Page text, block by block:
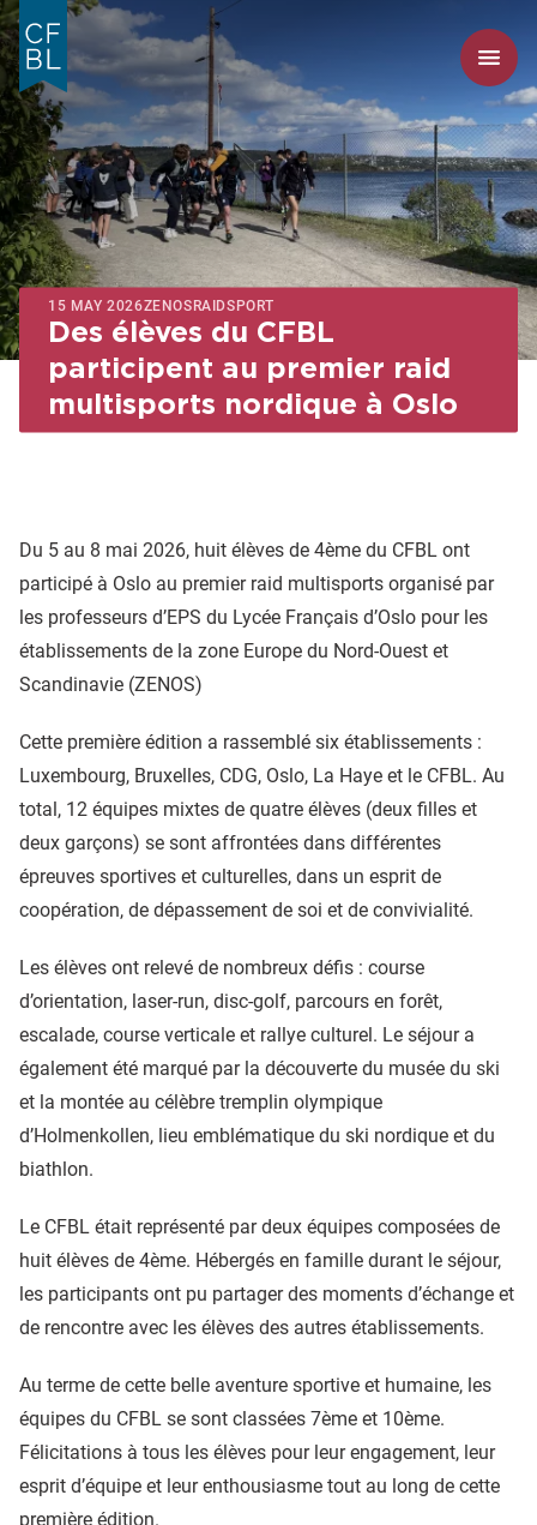
15 MAY 2026ZENOSRAIDSPORT
Des élèves du CFBL
participent au premier raid
multisports nordique à Oslo
Du 5 au 8 mai 2026, huit élèves de 4ème du CFBL ont
participé à Oslo au premier raid multisports organisé par
les professeurs d’EPS du Lycée Français d’Oslo pour les
établissements de la zone Europe du Nord-Ouest et
Scandinavie (ZENOS)
Cette première édition a rassemblé six établissements :
Luxembourg, Bruxelles, CDG, Oslo, La Haye et le CFBL. Au
total, 12 équipes mixtes de quatre élèves (deux filles et
deux garçons) se sont affrontées dans différentes
épreuves sportives et culturelles, dans un esprit de
coopération, de dépassement de soi et de convivialité.
Les élèves ont relevé de nombreux défis : course
d’orientation, laser-run, disc-golf, parcours en forêt,
escalade, course verticale et rallye culturel. Le séjour a
également été marqué par la découverte du musée du ski
et la montée au célèbre tremplin olympique
d’Holmenkollen, lieu emblématique du ski nordique et du
biathlon.
Le CFBL était représenté par deux équipes composées de
huit élèves de 4ème. Hébergés en famille durant le séjour,
les participants ont pu partager des moments d’échange et
de rencontre avec les élèves des autres établissements.
Au terme de cette belle aventure sportive et humaine, les
équipes du CFBL se sont classées 7ème et 10ème.
Félicitations à tous les élèves pour leur engagement, leur
esprit d’équipe et leur enthousiasme tout au long de cette
première édition.